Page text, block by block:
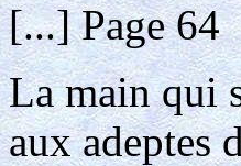
[...] Page 64
La main qui
aux adeptes